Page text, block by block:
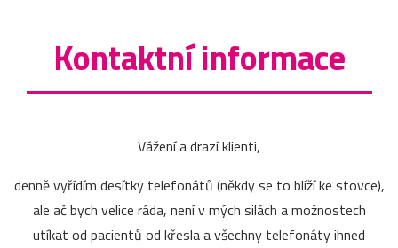
Kontaktní informace
Vážení a drazí klienti,
denně vyřídím desítky telefonátů (někdy se to blíží ke stovce),
ale ač bych velice ráda, není v mých silách a možnostech
utíkat od pacientů od křesla a všechny telefonáty ihned